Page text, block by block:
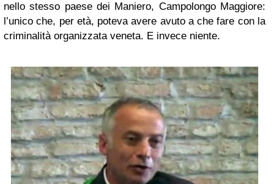
nello stesso paese dei Maniero, Campolongo Maggiore:
l’unico che, per età, poteva avere avuto a che fare con la
criminalità organizzata veneta. E invece niente.